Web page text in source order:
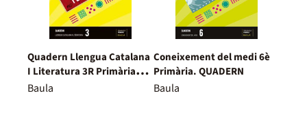
Quadern Llengua Catalana
I Literatura 3R Primària
Fanfest - Espiral
Baula
Coneixement del medi 6è
Primària. QUADERN
Baula